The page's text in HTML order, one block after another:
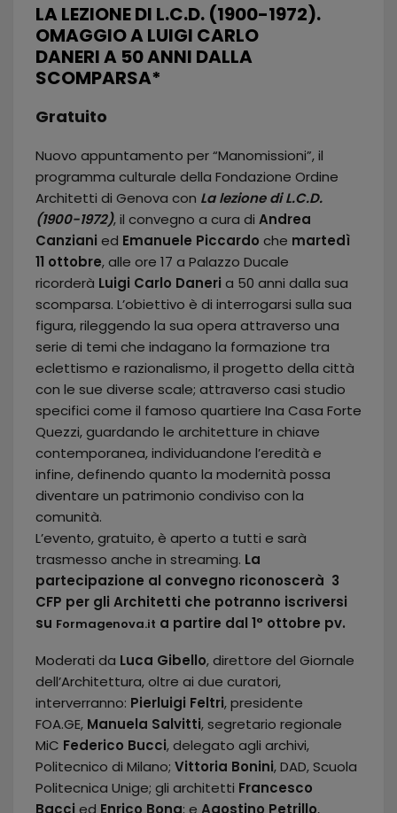
LA LEZIONE DI L.C.D. (1900-1972).
OMAGGIO A LUIGI CARLO
DANERI A 50 ANNI DALLA
SCOMPARSA*
Gratuito
Nuovo appuntamento per “Manomissioni”, il
programma culturale della Fondazione Ordine
Architetti di Genova con La lezione di L.C.D.
(1900-1972), il convegno a cura di Andrea
Canziani ed Emanuele Piccardo che martedì
11 ottobre, alle ore 17 a Palazzo Ducale
ricorderà Luigi Carlo Daneri a 50 anni dalla sua
scomparsa. L’obiettivo è di interrogarsi sulla sua
figura, rileggendo la sua opera attraverso una
serie di temi che indagano la formazione tra
eclettismo e razionalismo, il progetto della città
con le sue diverse scale; attraverso casi studio
specifici come il famoso quartiere Ina Casa Forte
Quezzi, guardando le architetture in chiave
contemporanea, individuandone l’eredità e
infine, definendo quanto la modernità possa
diventare un patrimonio condiviso con la
comunità.
L’evento, gratuito, è aperto a tutti e sarà
trasmesso anche in streaming. La
partecipazione al convegno riconoscerà 3
CFP per gli Architetti che potranno iscriversi
su Formagenova.it a partire dal 1° ottobre pv.
Moderati da Luca Gibello, direttore del Giornale
dell’Architettura, oltre ai due curatori,
interverranno: Pierluigi Feltri, presidente
FOA.GE, Manuela Salvitti, segretario regionale
MiC Federico Bucci, delegato agli archivi,
Politecnico di Milano; Vittoria Bonini, DAD, Scuola
Politecnica Unige; gli architetti Francesco
Bacci ed Enrico Bona; e Agostino Petrillo,